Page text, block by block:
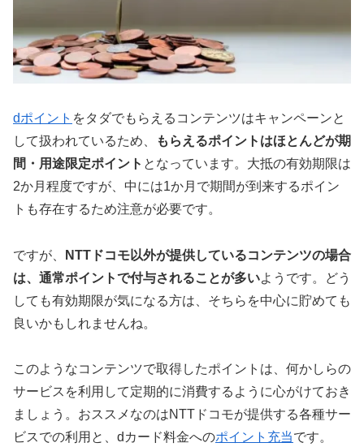
dポイント をタダでもらえるコンテンツはキャンペーンと
して扱われているため、
もらえるポイントはほとんどが期
間・用途限定ポイント となっています。大抵の有効期限は
2か月程度ですが、中には1か月で期間が到来するポイン
トも存在するため注意が必要です。
ですが、
NTTドコモ以外が提供しているコンテンツの場合
は、通常ポイントで付与されることが多いようです。どう
しても有効期限が気になる方は、そちらを中心に貯めても
良いかもしれませんね。
このようなコンテンツで取得したポイントは、何かしらの
サービスを利用して定期的に消費するように心がけておき
ましょう。おススメなのはNTTドコモが提供する各種サー
ビスでの利用と、dカード料金へのポイント充当です。